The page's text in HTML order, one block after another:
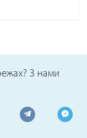
З нами